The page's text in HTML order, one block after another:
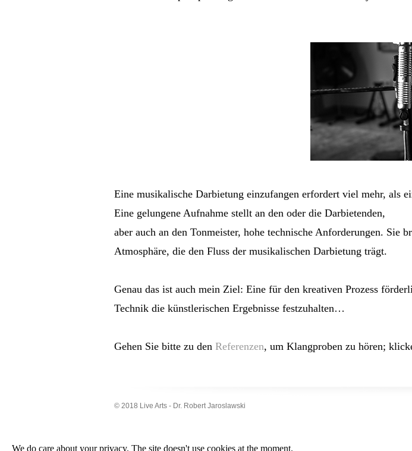
Eine musikalische Darbietung einzufangen erfordert viel mehr, als
Eine gelungene Aufnahme stellt an den oder die Darbietenden,
aber auch an den Tonmeister, hohe technische Anforderungen. Sie
Atmosphäre, die den Fluss der musikalischen Darbietung trägt.
Genau das ist auch mein Ziel: Eine für den kreativen Prozess
Technik die künstlerischen Ergebnisse festzuhalten…
Gehen Sie bitte zu den Referenzen, um Klangproben zu hören;
© 2018 Live Arts - Dr. Robert Jaroslawski
We do care about your privacy. The site doesn't use cookies at the moment.